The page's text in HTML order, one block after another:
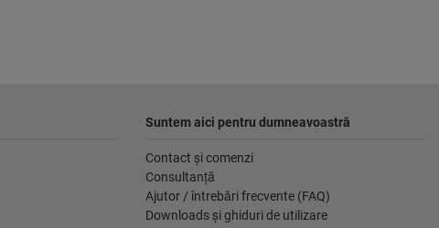
Suntem aici pentru dumneavoastră
Contact şi comenzi
Consultanţă
Ajutor / întrebări frecvente (FAQ)
Downloads şi ghiduri de utilizare